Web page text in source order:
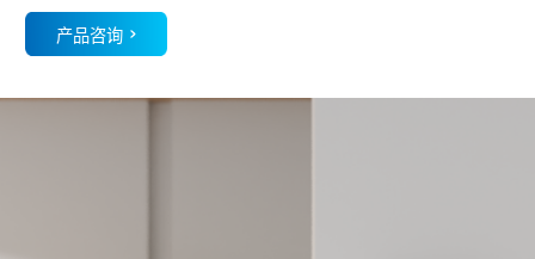
产品咨询